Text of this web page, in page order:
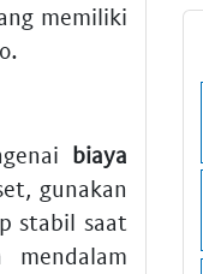
memiliki
biaya
gunakan
stabil saat
mendalam